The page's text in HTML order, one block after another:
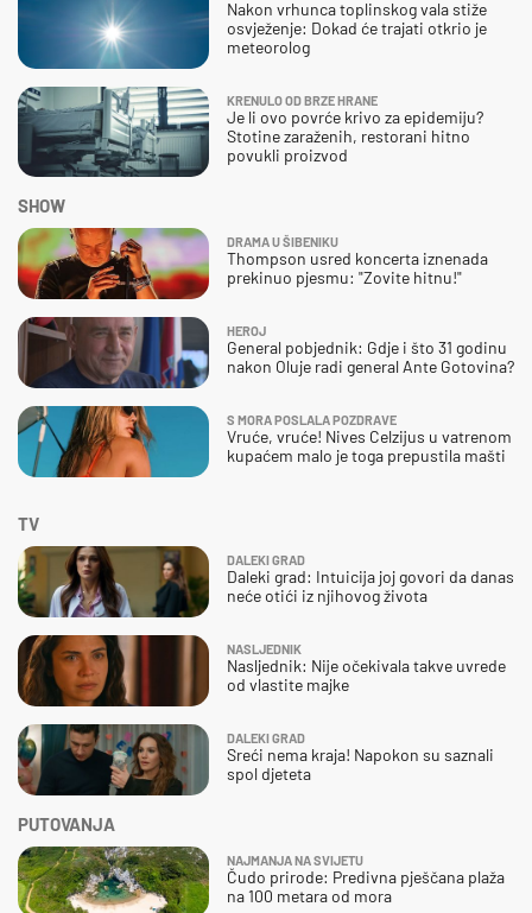
Nakon vrhunca toplinskog vala stiže
osvježenje: Dokad će trajati otkrio je
meteorolog
KRENULO OD BRZE HRANE
Je li ovo povrće krivo za epidemiju?
Stotine zaraženih, restorani hitno
povukli proizvod
SHOW
DRAMA U ŠIBENIKU
Thompson usred koncerta iznenada
prekinuo pjesmu: "Zovite hitnu!"
HEROJ
General pobjednik: Gdje i što 31 godinu
nakon Oluje radi general Ante Gotovina?
S MORA POSLALA POZDRAVE
Vruće, vruće! Nives Celzijus u vatrenom
kupaćem malo je toga prepustila mašti
TV
DALEKI GRAD
Daleki grad: Intuicija joj govori da danas
neće otići iz njihovog života
NASLJEDNIK
Nasljednik: Nije očekivala takve uvrede
od vlastite majke
DALEKI GRAD
Sreći nema kraja! Napokon su saznali
spol djeteta
PUTOVANJA
NAJMANJA NA SVIJETU
Čudo prirode: Predivna pješčana plaža
na 100 metara od mora